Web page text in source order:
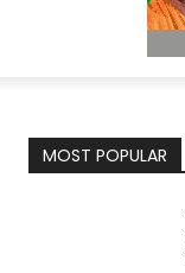
MOST POPULAR